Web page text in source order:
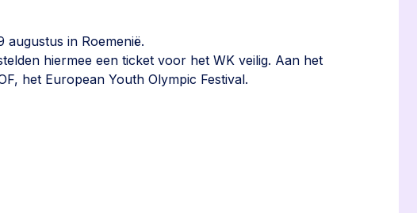
in Roemenië.
hiermee een ticket voor het WK veilig. Aan het
het European Youth Olympic Festival.